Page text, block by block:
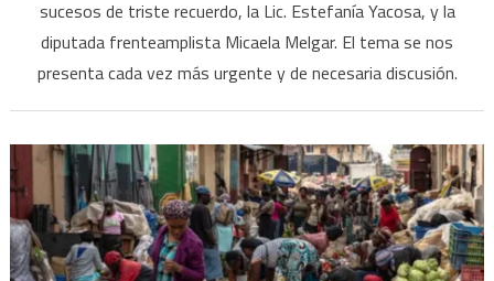
sucesos de triste recuerdo, la Lic. Estefanía Yacosa, y la
diputada frenteamplista Micaela Melgar. El tema se nos
presenta cada vez más urgente y de necesaria discusión.